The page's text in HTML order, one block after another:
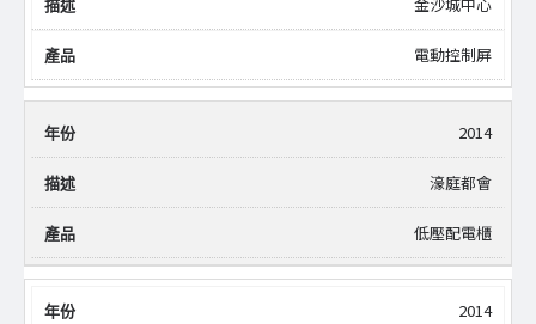
電動控制屏
2014
濠庭都會
低壓配電櫃
2014